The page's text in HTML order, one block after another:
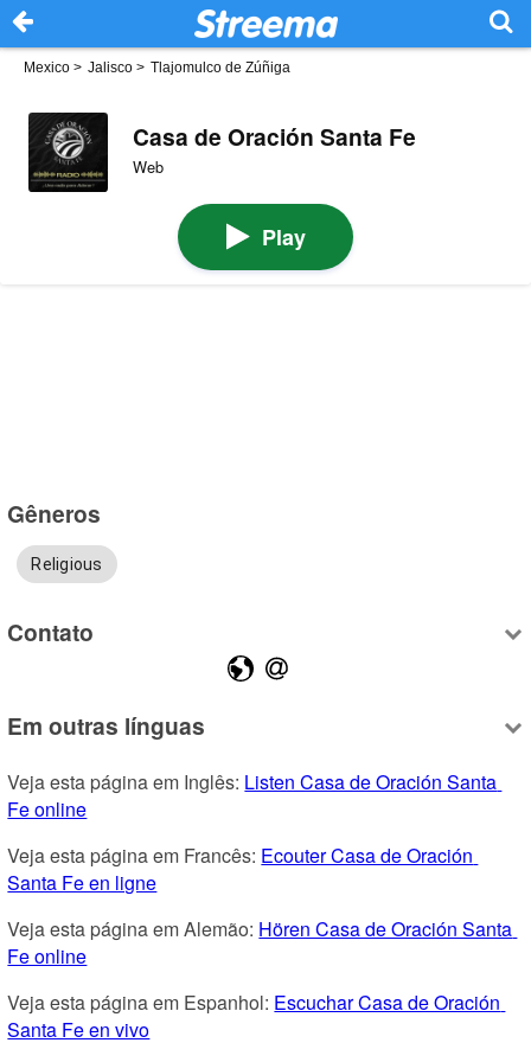
Mexico > Jalisco > Tlajomulco de Zúñiga
Casa de Oración Santa Fe
Web
Play
Gêneros
Religious
Contato
Em outras línguas
Veja esta página em Inglês: Listen Casa de Oración Santa
Fe online
Veja esta página em Francês: Ecouter Casa de Oración
Santa Fe en ligne
Veja esta página em Alemão: Hören Casa de Oración Santa
Fe online
Veja esta página em Espanhol: Escuchar Casa de Oración
Santa Fe en vivo